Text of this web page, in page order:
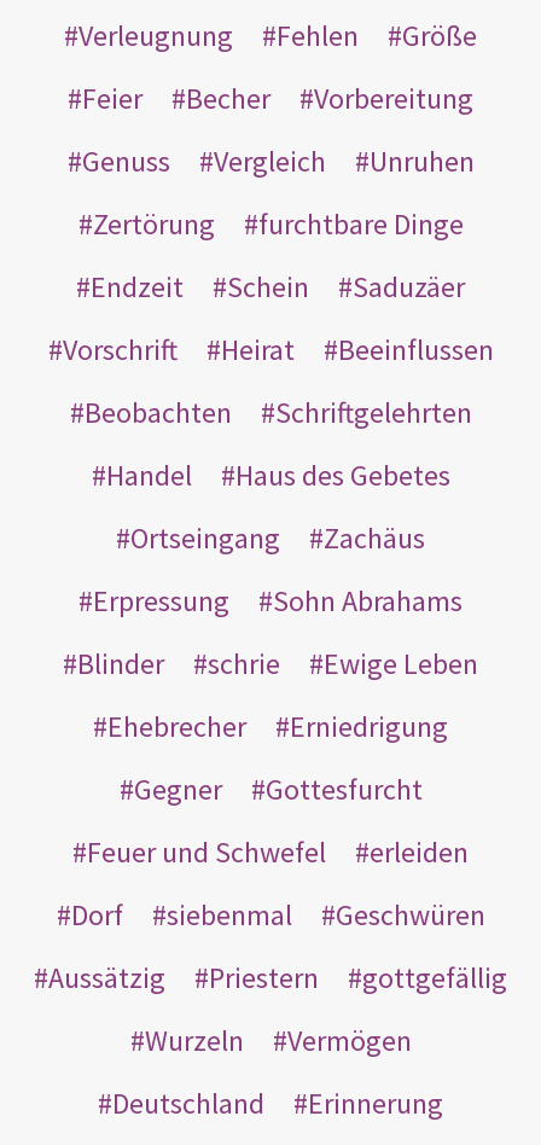
Verleugnung Fehlen
Größe
Feier
Becher
Vorbereitung
Genuss
Vergleich
Unruhen
Zertörung
furchtbare Dinge
Endzeit
Schein
Saduzäer
Vorschrift
Heirat
Beeinflussen
Beobachten
Schriftgelehrten
Handel
Haus des Gebetes
Ortseingang
Zachäus
Erpressung
Sohn Abrahams
Blinder
schrie
Ewige Leben
Ehebrecher
Erniedrigung
Gegner
Gottesfurcht
Feuer und Schwefel
erleiden
Dorf
siebenmal
Geschwüren
Aussätzig
Priestern
gottgefällig
Wurzeln
Vermögen
Deutschland
Erinnerung